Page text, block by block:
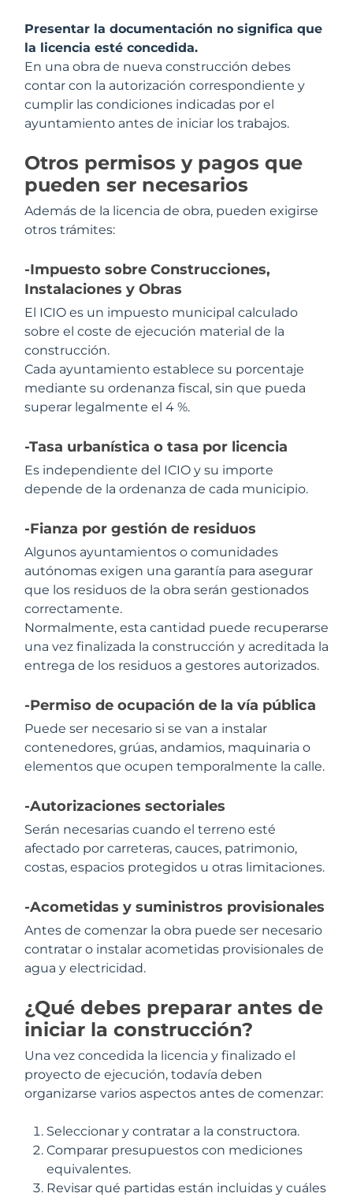
Presentar la documentación no significa que
la licencia esté concedida.
En una obra de nueva construcción debes
contar con la autorización correspondiente y
cumplir las condiciones indicadas por el
ayuntamiento antes de iniciar los trabajos.
Otros permisos y pagos que
pueden ser necesarios
Además de la licencia de obra, pueden exigirse
otros trámites:
-Impuesto sobre Construcciones,
Instalaciones y Obras
El ICIO es un impuesto municipal calculado
sobre el coste de ejecución material de la
construcción.
Cada ayuntamiento establece su porcentaje
mediante su ordenanza fiscal, sin que pueda
superar legalmente el 4 %.
-Tasa urbanística o tasa por licencia
Es independiente del ICIO y su importe
depende de la ordenanza de cada municipio.
-Fianza por gestión de residuos
Algunos ayuntamientos o comunidades
autónomas exigen una garantía para asegurar
que los residuos de la obra serán gestionados
correctamente.
Normalmente, esta cantidad puede recuperarse
una vez finalizada la construcción y acreditada la
entrega de los residuos a gestores autorizados.
-Permiso de ocupación de la vía pública
Puede ser necesario si se van a instalar
contenedores, grúas, andamios, maquinaria o
elementos que ocupen temporalmente la calle.
-Autorizaciones sectoriales
Serán necesarias cuando el terreno esté
afectado por carreteras, cauces, patrimonio,
costas, espacios protegidos u otras limitaciones.
-Acometidas y suministros provisionales
Antes de comenzar la obra puede ser necesario
contratar o instalar acometidas provisionales de
agua y electricidad.
¿Qué debes preparar antes de
iniciar la construcción?
Una vez concedida la licencia y finalizado el
proyecto de ejecución, todavía deben
organizarse varios aspectos antes de comenzar:
Seleccionar y contratar a la constructora.
Comparar presupuestos con mediciones
equivalentes.
Revisar qué partidas están incluidas y cuáles